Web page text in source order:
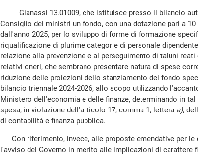
Gianassi 13.01009, che istituisce presso il bilancio
Consiglio dei ministri un fondo, con una dotazione pari a
dall'anno 2025, per lo sviluppo di forme di formazione
riqualificazione di plurime categorie di personale
relazione alla prevenzione e al perseguimento di taluni
relativi oneri, che sembrano presentare natura di spese
riduzione delle proiezioni dello stanziamento del fondo
bilancio triennale 2024-2026, allo scopo utilizzando
Ministero dell'economia e delle finanze, determinando in
spesa, in violazione dell'articolo 17, comma 1, lettera a),
di contabilità e finanza pubblica.
Con riferimento, invece, alle proposte emendative per le
l'avviso del Governo in merito alle implicazioni di carattere